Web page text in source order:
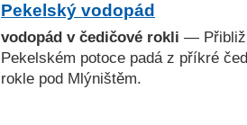
Pekelský vodopád
vodopád v čedičové rokli —
Pekelském potoce padá z příkré
rokle pod Mlýništěm.